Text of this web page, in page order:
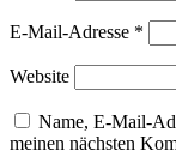
E-Mail-Adresse *
Website
Name, E-Mail-
meinen nächsten